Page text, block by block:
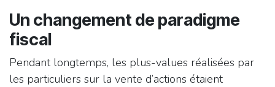
Un changement de paradigme
fiscal
Pendant longtemps, les plus-values réalisées par
les particuliers sur la vente d’actions étaient